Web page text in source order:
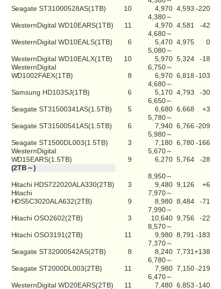
Seagate ST31000528AS(1TB) 10
4,970 4,593 -220
WesternDigital WD10EARS(1TB) 11
4,380～
4,970 4,581 -42
WesternDigital WD10EALS(1TB) 6
4,680～
5,470 4,975 0
WesternDigital WD10EALX(1TB) 10
5,080～
5,970 5,324
-18
WesternDigital
WD1002FAEX(1TB)
8
6,750～
6,970 6,818 -103
Samsung HD103SJ(1TB) 6
4,680～
5,170 4,793 -30
Seagate ST31500341AS(1.5TB) 5
6,650～
6,680 6,668 +3
Seagate ST31500541AS(1.5TB) 6
5,780～
7,940 6,766 -209
Seagate ST1500DL003(1.5TB) 3
5,980～
7,180 6,780 -166
WesternDigital
WD15EARS(1.5TB)
9
5,670～
6,270 5,764
-28
(2TB～)
Hitachi HDS722020ALA330(2TB) 3
8,950～
9,480 9,126
+6
Hitachi
HDS5C3020ALA632(2TB)
9
7,970～
8,980 8,484 -71
Hitachi OSO2602(2TB) 3
7,990～
10,640 9,756 -22
Hitachi OSO3191(2TB) 11
8,570～
9,980 8,791 -183
Seagate ST32000542AS(2TB) 8
7,370～
8,240 7,731+138
Seagate ST2000DL003(2TB) 11
6,780～
7,980 7,150 -219
WesternDigital WD20EARS(2TB) 11
6,470～
7,480 6,853 -140